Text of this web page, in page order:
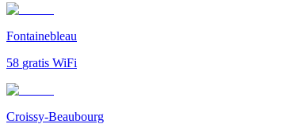
Fontainebleau
58 gratis WiFi
Croissy-Beaubourg